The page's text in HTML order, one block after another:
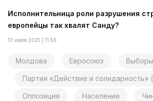
Исполнительница роли разрушения
европейцы так хвалят Санду?
13 июля 2025 | 11:56
Молдова Евросоюз Выборы
Партия «Действие и солидарность»
Оппозиция Население